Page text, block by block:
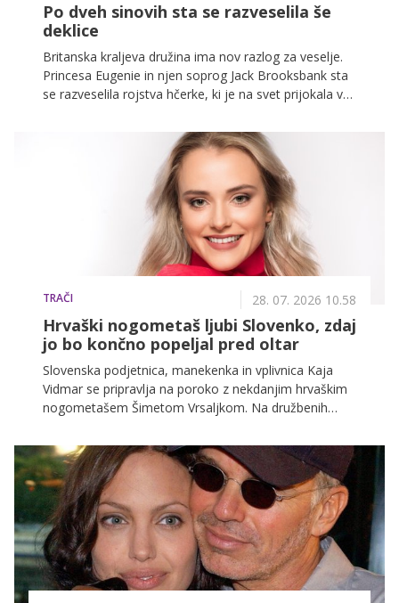
Po dveh sinovih sta se razveselila še
deklice
Britanska kraljeva družina ima nov razlog za veselje.
Princesa Eugenie in njen soprog Jack Brooksbank sta
se razveselila rojstva hčerke, ki je na svet prijokala v
TRAČI 28. 07. 2026 10.58
Hrvaški nogometaš ljubi Slovenko, zdaj
jo bo končno popeljal pred oltar
Slovenska podjetnica, manekenka in vplivnica Kaja
Vidmar se pripravlja na poroko z nekdanjim hrvaškim
nogometašem Šimetom Vrsaljkom. Na družbenih
dekliščine.